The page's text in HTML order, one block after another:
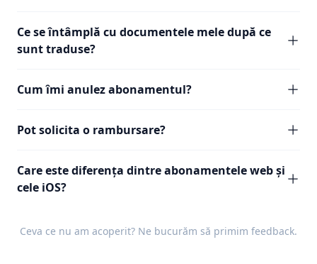
Ce se întâmplă cu documentele mele după ce
sunt traduse?
Cum îmi anulez abonamentul?
Pot solicita o rambursare?
Care este diferența dintre abonamentele web și
cele iOS?
Ceva ce nu am acoperit? Ne bucurăm să primim feedback.